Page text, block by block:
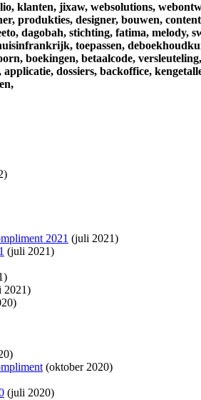
klanten, jixaw, websolutions,
produkties, designer, bouwen,
dagobah, stichting, fatima, melody,
toepassen,
boekingen, betaalcode, versleuteling,
applicatie, dossiers, backoffice,
2021 (juli 2021)
(juli 2021)
2021)
(oktober 2020)
(juli 2020)